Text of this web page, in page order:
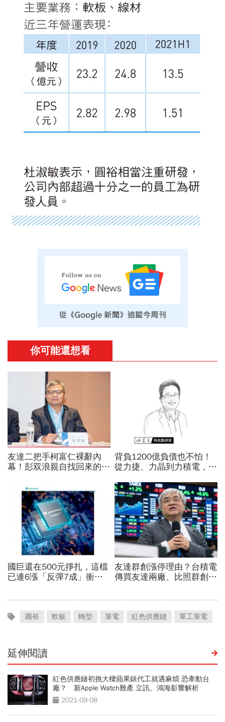
圓裕 軟板 轉型 筆電 紅色供應鏈 軍工筆電
延伸閱讀
紅色供應鏈初挑大樑蘋果錶代工就遇麻煩 恐牽動台
廠？ 新Apple Watch難產 立訊、鴻海影響解析
2021-09-08